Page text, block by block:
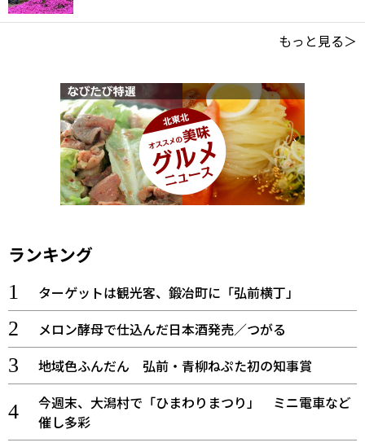
もっと見る＞
ランキング
ターゲットは観光客、鍛冶町に「弘前横丁」
メロン酵母で仕込んだ日本酒発売／つがる
地域色ふんだん 弘前・青柳ねぷた初の知事賞
今週末、大潟村で「ひまわりまつり」 ミニ電車など
催し多彩